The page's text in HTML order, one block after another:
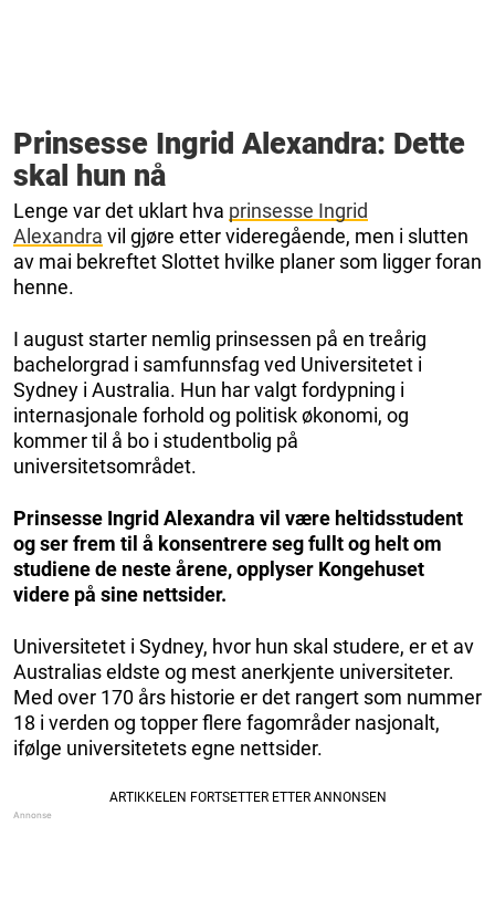
Prinsesse Ingrid Alexandra: Dette
skal hun nå
Lenge var det uklart hva prinsesse Ingrid
Alexandra vil gjøre etter videregående, men i slutten
av mai bekreftet Slottet hvilke planer som ligger foran
henne.
I august starter nemlig prinsessen på en treårig
bachelorgrad i samfunnsfag ved Universitetet i
Sydney i Australia. Hun har valgt fordypning i
internasjonale forhold og politisk økonomi, og
kommer til å bo i studentbolig på
universitetsområdet.
Prinsesse Ingrid Alexandra vil være heltidsstudent
og ser frem til å konsentrere seg fullt og helt om
studiene de neste årene, opplyser Kongehuset
videre på sine nettsider.
Universitetet i Sydney, hvor hun skal studere, er et av
Australias eldste og mest anerkjente universiteter.
Med over 170 års historie er det rangert som nummer
18 i verden og topper flere fagområder nasjonalt,
ifølge universitetets egne nettsider.